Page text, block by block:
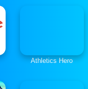
Athletics Hero